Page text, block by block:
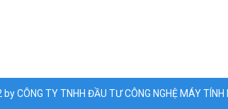
CÔNG TY TNHH ĐẦU TƯ CÔNG NGHỆ MÁY